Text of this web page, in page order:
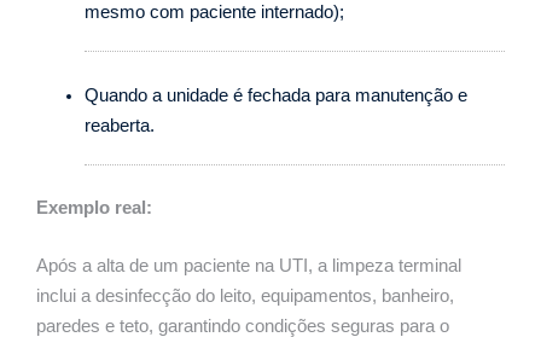
mesmo com paciente internado);
Quando a unidade é fechada para manutenção e
reaberta.
Exemplo real:
Após a alta de um paciente na UTI, a limpeza terminal
inclui a desinfecção do leito, equipamentos, banheiro,
paredes e teto, garantindo condições seguras para o